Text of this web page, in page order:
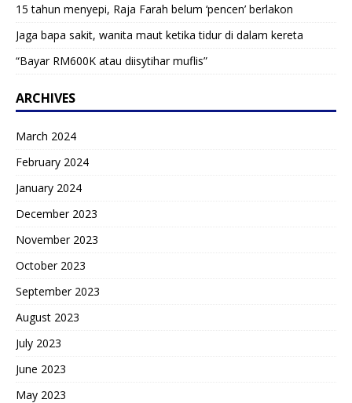
15 tahun menyepi, Raja Farah belum ‘pencen’ berlakon
Jaga bapa sakit, wanita maut ketika tidur di dalam kereta
“Bayar RM600K atau diisytihar muflis”
ARCHIVES
March 2024
February 2024
January 2024
December 2023
November 2023
October 2023
September 2023
August 2023
July 2023
June 2023
May 2023